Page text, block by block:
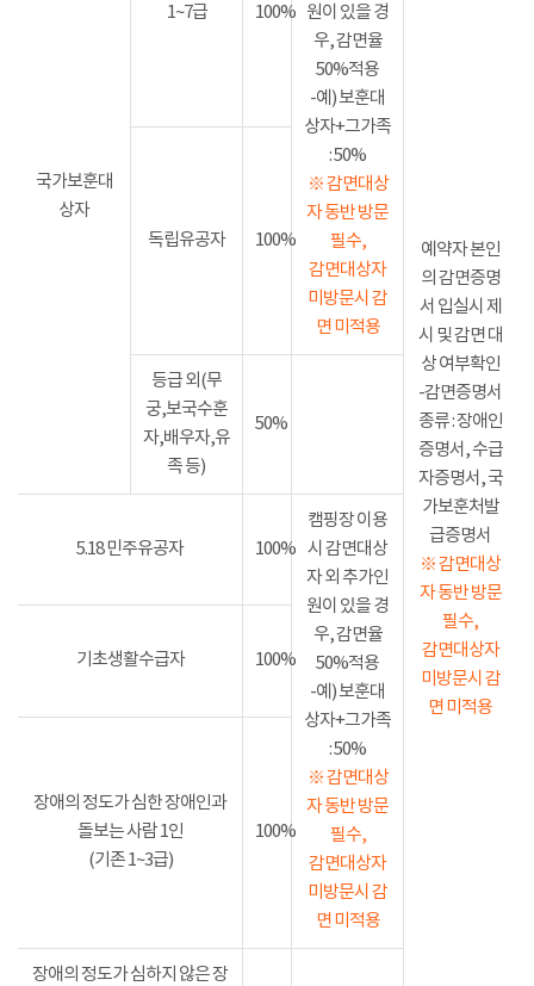
국가보훈대
상자
1~7급 100% 원이 있을 경
우, 감면율
50%적용
-예) 보훈대
상자+그가족
: 50%
※ 감면대상
자 동반 방문
필수,
감면대상자
미방문시 감
면 미적용
예약자 본인
의 감면증명
서 입실시 제
시 및 감면 대
상 여부확인
-감면증명서
종류 : 장애인
증명서, 수급
자증명서, 국
가보훈처발
급증명서
※ 감면대상
자 동반 방문
필수,
감면대상자
미방문시 감
면 미적용
독립유공자 100%
등급 외(무
궁,보국수훈
자,배우자,유
족 등)
50%
5.18 민주유공자 100%
캠핑장 이용
시 감면대상
자 외 추가인
원이 있을 경
우, 감면율
50%적용
-예) 보훈대
상자+그가족
: 50%
※ 감면대상
자 동반 방문
필수,
감면대상자
미방문시 감
면 미적용
기초생활수급자 100%
장애의 정도가 심한 장애인과
돌보는 사람 1인
(기존 1~3급)
100%
장애의 정도가 심하지 않은 장